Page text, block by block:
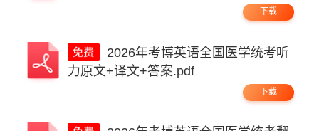
下载
力原文+译文+答案.pdf
下载